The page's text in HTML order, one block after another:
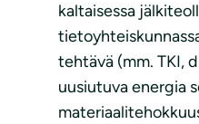
kaltaisessa
tehtävä (mm. TKI,
uusiutuva energia